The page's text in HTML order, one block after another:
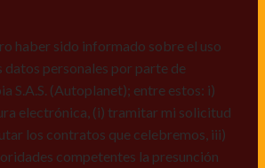
haber sido informado sobre el uso
datos personales por parte de
S.A.S. (Autoplanet); entre estos: i)
electrónica, (i) tramitar mi solicitud
los contratos que celebremos, iii)
competentes la presunción